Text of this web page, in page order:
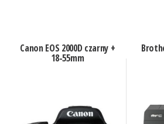
Canon EOS 2000D czarny +
18-55mm